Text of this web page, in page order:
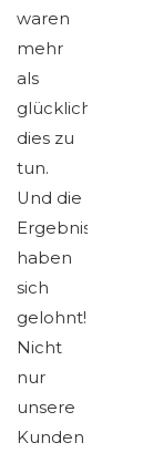
waren
mehr
als
glücklich,
dies zu
tun.
Und die
Ergebnisse
haben
sich
gelohnt!
Nicht
nur
unsere
Kunden